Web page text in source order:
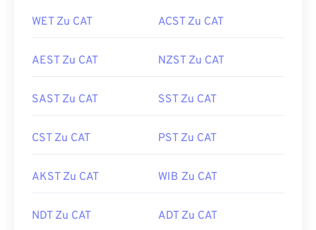
WET Zu CAT ACST Zu CAT
AEST Zu CAT NZST Zu CAT
SAST Zu CAT SST Zu CAT
CST Zu CAT PST Zu CAT
AKST Zu CAT WIB Zu CAT
NDT Zu CAT ADT Zu CAT